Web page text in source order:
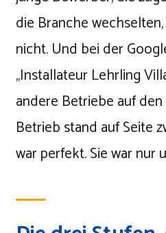
die Branche
nicht. Und bei der
„Installateur Lehrling
andere Betriebe auf
Betrieb stand auf Seite
war perfekt. Sie war nur